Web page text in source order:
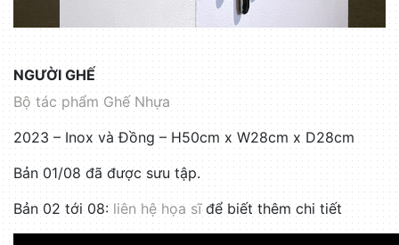
NGƯỜI GHẾ
Bộ tác phẩm Ghế Nhựa
2023 – Inox và Đồng – H50cm x W28cm x D28cm
Bản 01/08 đã được sưu tập.
Bản 02 tới 08: liên hệ họa sĩđể biết thêm chi tiết